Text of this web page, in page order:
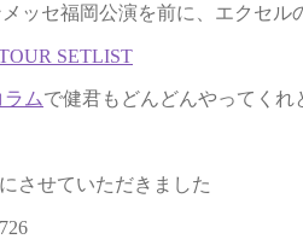
ッセ福岡公演を前に、エクセ
SETLIST
ラムで健君もどんどんやってくれ
させていただきました